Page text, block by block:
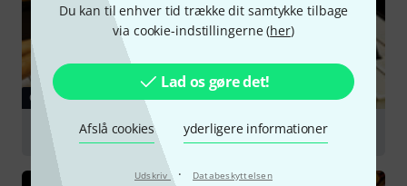
Du kan til enhver tid trække dit samtykke tilbage
via cookie-indstillingerne (her)
Lad os gøre det!
Afslå cookies yderligere informationer
Udskriv · Databeskyttelsen
GUIDE
Choosing a Beginner's Instrument